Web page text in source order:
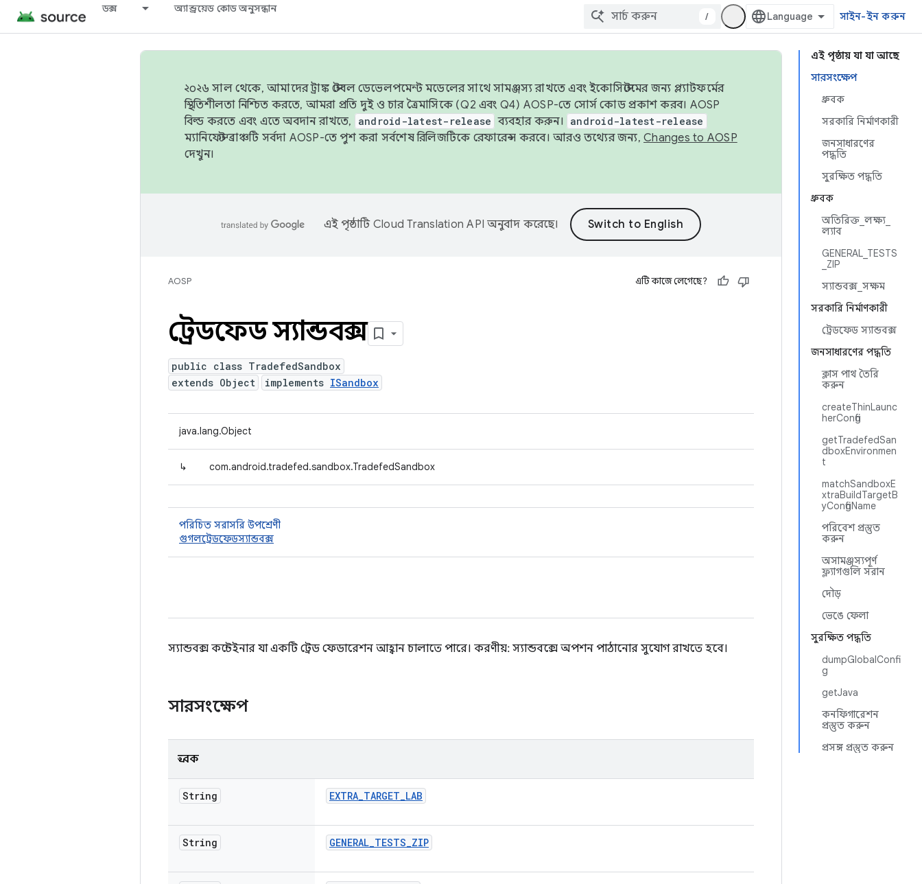
ডক্স অ্যান্ড্রয়েড কোড অনুসন্ধান
/ সাইন-ইন করুন
এই পৃষ্ঠায় যা যা আছে
সারসংক্ষেপ
ধ্রুবক
সরকারি নির্মাণকারী
জনসাধারণের
পদ্ধতি
সুরক্ষিত পদ্ধতি
ধ্রুবক
অতিরিক্ত_লক্ষ্য_
ল্যাব
GENERAL_TESTS
_ZIP
স্যান্ডবক্স_সক্ষম
সরকারি নির্মাণকারী
ট্রেডফেড স্যান্ডবক্স
জনসাধারণের পদ্ধতি
ক্লাস পাথ তৈরি
করুন
createThinLaunc
herConfig
getTradefedSan
dboxEnvironmen
t
matchSandboxE
xtraBuildTargetB
yConfigName
পরিবেশ প্রস্তুত
করুন
অসামঞ্জস্যপূর্ণ
ফ্ল্যাগগুলি সরান
দৌড়
ভেঙে ফেলা
সুরক্ষিত পদ্ধতি
dumpGlobalConfi
g
getJava
কনফিগারেশন
প্রস্তুত করুন
প্রসঙ্গ প্রস্তুত করুন
২০২৬ সাল থেকে, আমাদের ট্রাঙ্ক স্টেবল ডেভেলপমেন্ট মডেলের সাথে সামঞ্জস্য রাখতে এবং ইকোসিস্টেমের জন্য প্ল্যাটফর্মের
স্থিতিশীলতা নিশ্চিত করতে, আমরা প্রতি দুই ও চার ত্রৈমাসিকে (Q2 এবং Q4) AOSP-তে সোর্স কোড প্রকাশ করব। AOSP
বিল্ড করতে এবং এতে অবদান রাখতে,
android-latest-release ব্যবহার করুন। android-latest-release
ম্যানিফেস্ট ব্রাঞ্চটি সর্বদা AOSP-তে পুশ করা সর্বশেষ রিলিজটিকে রেফারেন্স করবে। আরও তথ্যের জন্য, Changes to AOSP
দেখুন।
এই পৃষ্ঠাটি Cloud Translation API অনুবাদ করেছে।
AOSP এটি কাজে লেগেছে?
ট্রেডফেড স্যান্ডবক্স
public class TradefedSandbox
extends Object
implements ISandbox
java.lang.Object
↳ com.android.tradefed.sandbox.TradefedSandbox
পরিচিত সরাসরি উপশ্রেণী
গুগলট্রেডফেডস্যান্ডবক্স
স্যান্ডবক্স কন্টেইনার যা একটি ট্রেড ফেডারেশন আহ্বান চালাতে পারে। করণীয়: স্যান্ডবক্সে অপশন পাঠানোর সুযোগ রাখতে হবে।
সারসংক্ষেপ
ধ্রুবক
String EXTRA_TARGET_LAB
String GENERAL_TESTS_ZIP